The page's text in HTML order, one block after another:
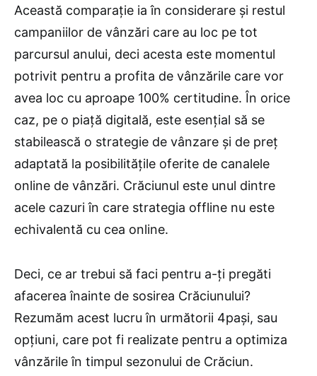
Această comparație ia în considerare și restul
campaniilor de vânzări care au loc pe tot
parcursul anului, deci acesta este momentul
potrivit pentru a profita de vânzările care vor
avea loc cu aproape 100% certitudine. În orice
caz, pe o piață digitală, este esențial să se
stabilească o strategie de vânzare și de preț
adaptată la posibilitățile oferite de canalele
online de vânzări. Crăciunul este unul dintre
acele cazuri în care strategia offline nu este
echivalentă cu cea online.
Deci, ce ar trebui să faci pentru a-ți pregăti
afacerea înainte de sosirea Crăciunului?
Rezumăm acest lucru în următorii 4pași, sau
opțiuni, care pot fi realizate pentru a optimiza
vânzările în timpul sezonului de Crăciun.